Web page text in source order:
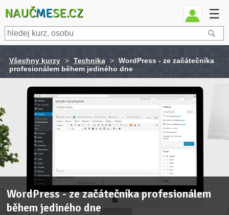
NAUČMESE.CZ ☰
Všechny kurzy > Technika > WordPress - ze začátečníka
profesionálem během jediného dne
WordPress - ze začátečníka profesionálem
během jediného dne